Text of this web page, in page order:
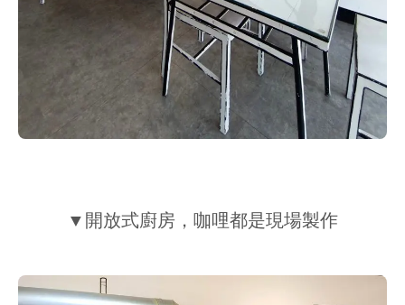
▼開放式廚房，咖哩都是現場製作